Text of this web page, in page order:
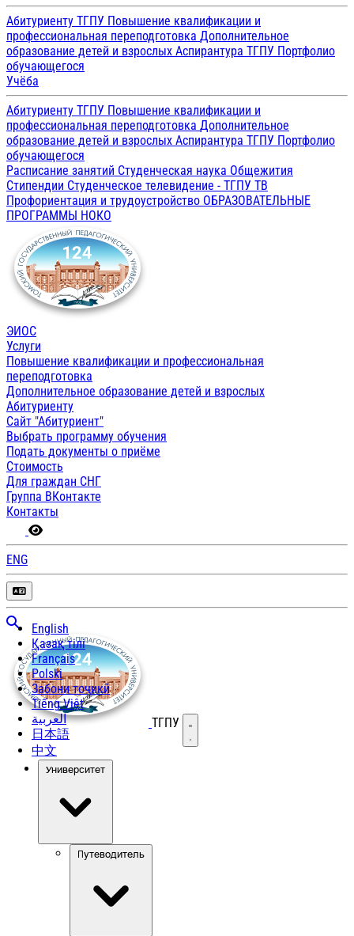
Абитуриенту ТГПУ Повышение квалификации и
профессиональная переподготовка Дополнительное
образование детей и взрослых Аспирантура ТГПУ Портфолио
обучающегося
Учёба
Абитуриенту ТГПУ Повышение квалификации и
профессиональная переподготовка Дополнительное
образование детей и взрослых Аспирантура ТГПУ Портфолио
обучающегося
Расписание занятий Студенческая наука Общежития
Стипендии Студенческое телевидение - ТГПУ ТВ
Профориентация и трудоустройство ОБРАЗОВАТЕЛЬНЫЕ
ПРОГРАММЫ НОКО
ЭИОС
Услуги
Повышение квалификации и профессиональная
переподготовка
Дополнительное образование детей и взрослых
Абитуриенту
Сайт "Абитуриент"
Выбрать программу обучения
Подать документы о приёме
Стоимость
Для граждан СНГ
Группа ВКонтакте
Контакты
ENG
English
Қазақ тілі
Français
Polski
Забони тоҷикӣ
Tiếng Việt
العربية
日本語
中文
ТГПУ Открыть меню
Университет
Путеводитель